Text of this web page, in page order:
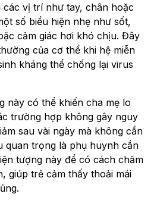
các vị trí như tay, chân hoặc
số biểu hiện nhẹ như sốt,
cảm giác hơi khó chịu. Đây
của cơ thể khi hệ miễn
kháng thể chống lại virus
này có thể khiến cha mẹ lo
trường hợp không gây nguy
sau vài ngày mà không cần
quan trọng là phụ huynh cần
tượng này để có cách chăm
giúp trẻ cảm thấy thoải mái